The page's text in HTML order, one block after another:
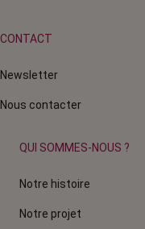
CONTACT
Newsletter
Nous contacter
QUI SOMMES-NOUS ?
Notre histoire
Notre projet